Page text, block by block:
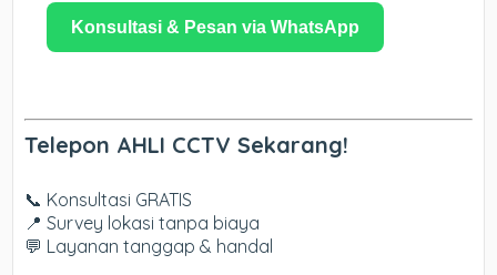
Konsultasi & Pesan via WhatsApp
Telepon AHLI CCTV Sekarang!
📞 Konsultasi GRATIS
📍 Survey lokasi tanpa biaya
💬 Layanan tanggap & handal